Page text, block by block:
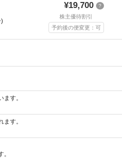
¥19,700 ?
株主優待割引
予約後の便変更：可
す。
す。